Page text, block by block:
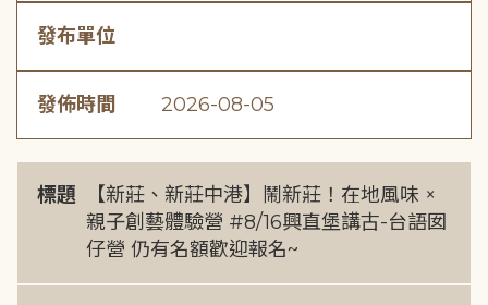
發布單位
發佈時間 2026-08-05
標題
【新莊、新莊中港】鬧新莊！在地風味 ×
親子創藝體驗營 #8/16興直堡講古-台語囡
仔營 仍有名額歡迎報名~